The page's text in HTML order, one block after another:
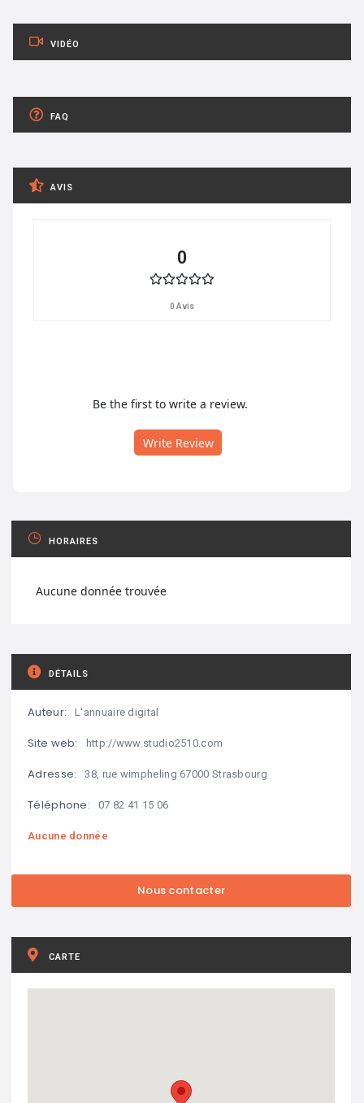
VIDÉO
FAQ
AVIS
0
0 Avis
Be the first to write a review.
Write Review
HORAIRES
Aucune donnée trouvée
DÉTAILS
Auteur: L'annuaire digital
Site web: http://www.studio2510.com
Adresse: 38, rue wimpheling 67000 Strasbourg
Téléphone: 07 82 41 15 06
Aucune donnée
CARTE